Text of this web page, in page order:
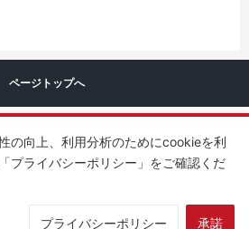
ページトップへ
All rights reserved.
の向上、利用分析のためにcookieを利
プライバシーポリシー」をご確認くだ
プライバシーポリシー 承諾